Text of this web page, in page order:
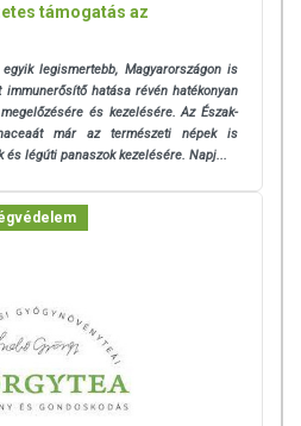
támogatás az
legismertebb, Magyarországon is
immunerősítő hatása révén hatékonyan
és kezelésére. Az Észak-
már az természeti népek is
és légúti panaszok kezelésére. Napj...